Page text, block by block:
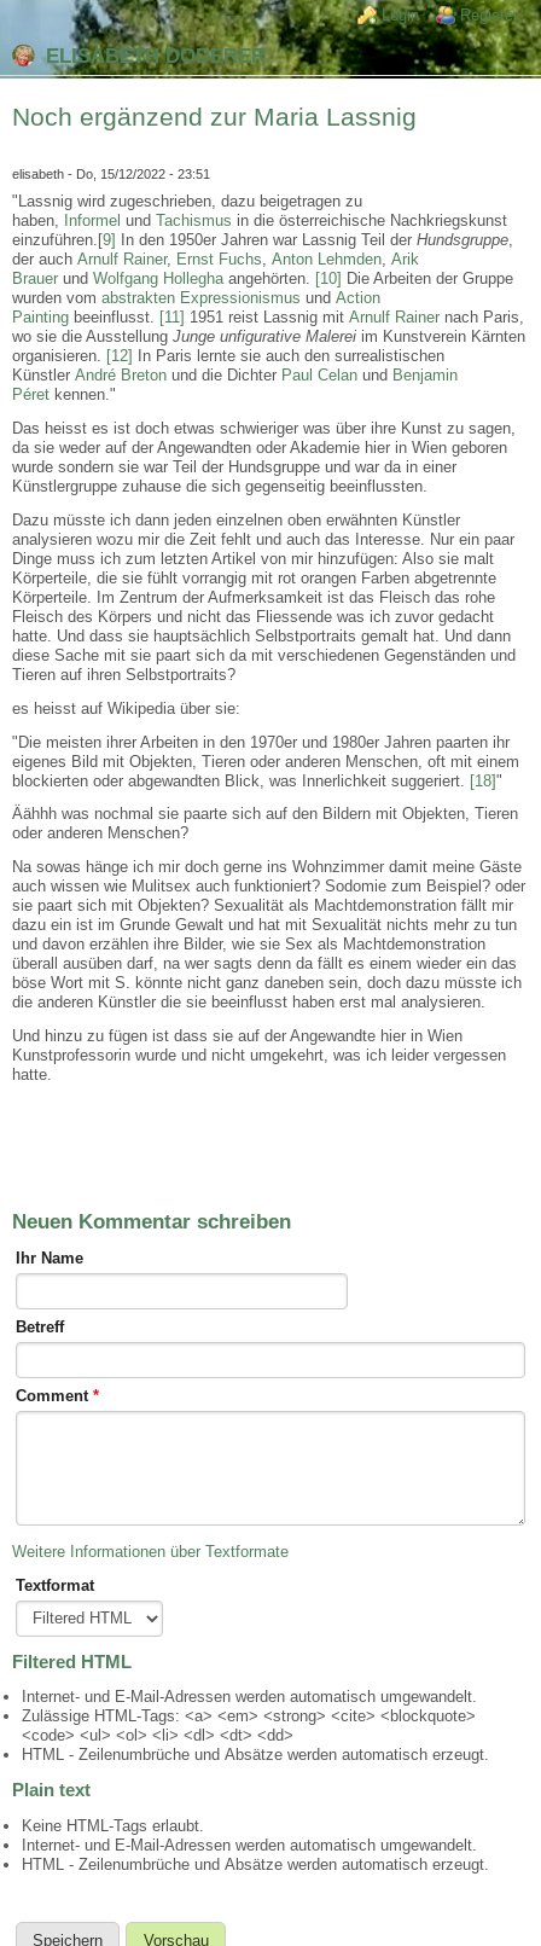
Login links
Login Register
ELISABETH DODERER
Noch ergänzend zur Maria Lassnig
elisabeth - Do, 15/12/2022 - 23:51
"Lassnig wird zugeschrieben, dazu beigetragen zu
haben,
Informel und Tachismus in die österreichische Nachkriegskunst
einzuführen.[9] In den 1950er Jahren war Lassnig Teil der Hundsgruppe
der auch Arnulf Rainer, Ernst Fuchs Anton Lehmden Arik
Brauer und Wolfgang Hollegha angehörten. [10] Die Arbeiten der Gruppe
wurden vom abstrakten Expressionismus und Action
Painting beeinflusst. [11] 1951 reist Lassnig mit Arnulf Rainer nach Paris,
wo sie die Ausstellung Junge unfigurative Malerei im Kunstverein Kärnten
organisieren.
[12]
In Paris lernte sie auch den surrealistischen
Künstler André Breton und die Dichter Paul Celan und Benjamin
Péret kennen."
Das heisst es ist doch etwas schwieriger was über ihre Kunst zu sagen,
da sie weder auf der Angewandten oder Akademie hier in Wien geboren
wurde sondern sie war Teil der Hundsgruppe und war da in einer
Künstlergruppe zuhause die sich gegenseitig beeinflussten.
Dazu müsste ich dann jeden einzelnen oben erwähnten Künstler
analysieren wozu mir die Zeit fehlt und auch das Interesse. Nur ein paar
Dinge muss ich zum letzten Artikel von mir hinzufügen: Also sie malt
Körperteile, die sie fühlt vorrangig mit rot orangen Farben abgetrennte
Körperteile. Im Zentrum der Aufmerksamkeit ist das Fleisch das rohe
Fleisch des Körpers und nicht das Fliessende was ich zuvor gedacht
hatte. Und dass sie hauptsächlich Selbstportraits gemalt hat. Und dann
diese Sache mit sie paart sich da mit verschiedenen Gegenständen und
Tieren auf ihren Selbstportraits?
es heisst auf Wikipedia über sie:
"Die meisten ihrer Arbeiten in den 1970er und 1980er Jahren paarten ihr
eigenes Bild mit Objekten, Tieren oder anderen Menschen, oft mit einem
blockierten oder abgewandten Blick, was Innerlichkeit suggeriert. [18]"
Äähhh was nochmal sie paarte sich auf den Bildern mit Objekten, Tieren
oder anderen Menschen?
Na sowas hänge ich mir doch gerne ins Wohnzimmer damit meine Gäste
auch wissen wie Mulitsex auch funktioniert? Sodomie zum Beispiel? oder
sie paart sich mit Objekten? Sexualität als Machtdemonstration fällt mir
dazu ein ist im Grunde Gewalt und hat mit Sexualität nichts mehr zu tun
und davon erzählen ihre Bilder, wie sie Sex als Machtdemonstration
überall ausüben darf, na wer sagts denn da fällt es einem wieder ein das
böse Wort mit S. könnte nicht ganz daneben sein, doch dazu müsste ich
die anderen Künstler die sie beeinflusst haben erst mal analysieren.
Und hinzu zu fügen ist dass sie auf der Angewandte hier in Wien
Kunstprofessorin wurde und nicht umgekehrt, was ich leider vergessen
hatte.
Neuen Kommentar schreiben
Ihr Name
Betreff
Comment *
Weitere Informationen über Textformate
Textformat
Filtered HTML
Internet- und E-Mail-Adressen werden automatisch umgewandelt.
Zulässige HTML-Tags: <a> <em> <strong> <cite> <blockquote>
<code> <ul> <ol> <li> <dl> <dt> <dd>
HTML - Zeilenumbrüche und Absätze werden automatisch erzeugt.
Plain text
Keine HTML-Tags erlaubt.
Internet- und E-Mail-Adressen werden automatisch umgewandelt.
HTML - Zeilenumbrüche und Absätze werden automatisch erzeugt.